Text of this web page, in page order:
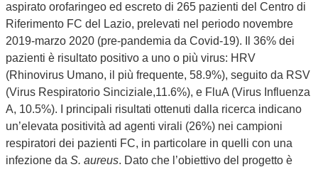
aspirato orofaringeo ed escreto di 265 pazienti del Centro di
Riferimento FC del Lazio, prelevati nel periodo novembre
2019-marzo 2020 (pre-pandemia da Covid-19). Il 36% dei
pazienti è risultato positivo a uno o più virus: HRV
(Rhinovirus Umano, il più frequente, 58.9%), seguito da RSV
(Virus Respiratorio Sinciziale,11.6%), e FluA (Virus Influenza
A, 10.5%). I principali risultati ottenuti dalla ricerca indicano
un’elevata positività ad agenti virali (26%) nei campioni
respiratori dei pazienti FC, in particolare in quelli con una
infezione da S. aureus. Dato che l’obiettivo del progetto è